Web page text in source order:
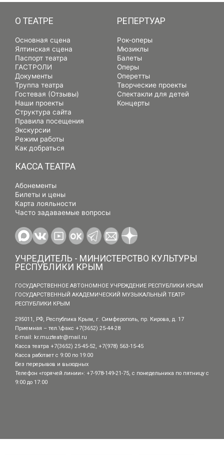
О ТЕАТРЕ
Основная сцена
Ялтинская сцена
Паспорт театра
ГАСТРОЛИ
Документы
Труппа театра
Гостевая (Отзывы)
Наши проекты
Структура сайта
Правила посещения
Экскурсии
Режим работы
Как добраться
РЕПЕРТУАР
Рок-оперы
Мюзиклы
Балеты
Оперы
Оперетты
Творческие проекты
Спектакли для детей
Концерты
КАССА ТЕАТРА
Абонементы
Билеты и цены
Карта лояльности
Часто задаваемые вопросы
УЧРЕДИТЕЛЬ - МИНИСТЕРСТВО КУЛЬТУРЫ
РЕСПУБЛИКИ КРЫМ
ГОСУДАРСТВЕННОЕ АВТОНОМНОЕ УЧРЕЖДЕНИЕ РЕСПУБЛИКИ КРЫМ
ГОСУДАРСТВЕННЫЙ АКАДЕМИЧЕСКИЙ МУЗЫКАЛЬНЫЙ ТЕАТР
РЕСПУБЛИКИ КРЫМ
295011, РФ, Республика Крым, г. Симферополь, пр. Кирова, д. 17
Приемная – тел.\факс +7(3652) 25-44-28
E-mail: kr.muzteatr@mail.ru
Касса театра +7(3652) 25-45-52, +7(978) 563-15-45
Касса работает с 9:00 по 19:00
Без перерывов и выходных
Телефон «горячей линии»: +7-978-149-21-75, с понедельника по пятницу с
9:00 до 17:00